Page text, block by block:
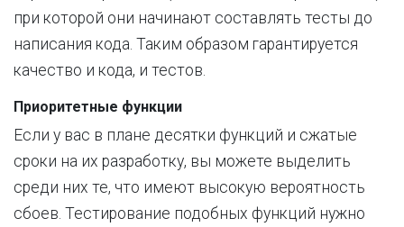
при которой они начинают составлять тесты до
написания кода. Таким образом гарантируется
качество и кода, и тестов.
Приоритетные функции
Если у вас в плане десятки функций и сжатые
сроки на их разработку, вы можете выделить
среди них те, что имеют высокую вероятность
сбоев. Тестирование подобных функций нужно